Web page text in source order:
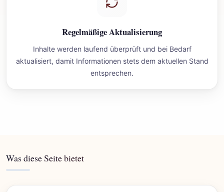
Regelmäßige Aktualisierung
Inhalte werden laufend überprüft und bei Bedarf
aktualisiert, damit Informationen stets dem aktuellen Stand
entsprechen.
Was diese Seite bietet